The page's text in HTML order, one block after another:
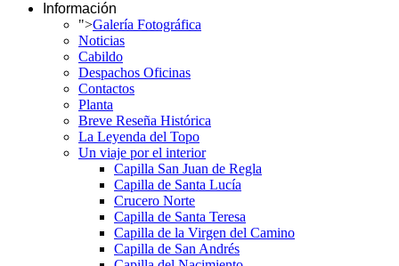
Información
">Galería Fotográfica
Noticias
Cabildo
Despachos Oficinas
Contactos
Planta
Breve Reseña Histórica
La Leyenda del Topo
Un viaje por el interior
Capilla San Juan de Regla
Capilla de Santa Lucía
Crucero Norte
Capilla de Santa Teresa
Capilla de la Virgen del Camino
Capilla de San Andrés